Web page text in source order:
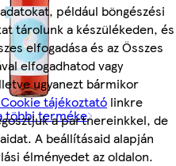
például böngészési
tárolunk a készülékeden, és
elfogadása és az Összes
elfogadhatod vagy
ugyanezt bármikor
tájékoztató linkre
a partnereinkkel, de
A beállításaid alapján
élményedet az oldalon.
többi terméke